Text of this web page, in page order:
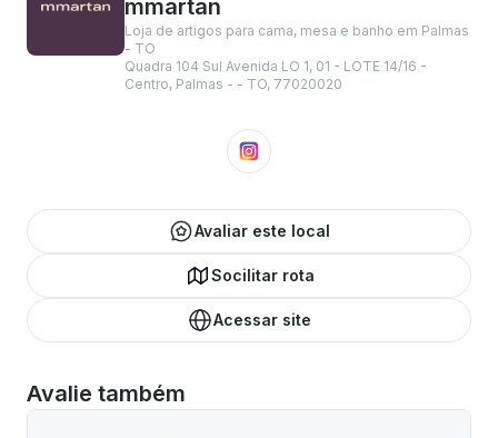
mmartan
Loja de artigos para cama, mesa e banho em Palmas
- TO
Quadra 104 Sul Avenida LO 1, 01 - LOTE 14/16 -
Centro, Palmas - - TO, 77020020
Avaliar este local
Socilitar rota
Acessar site
Avalie também